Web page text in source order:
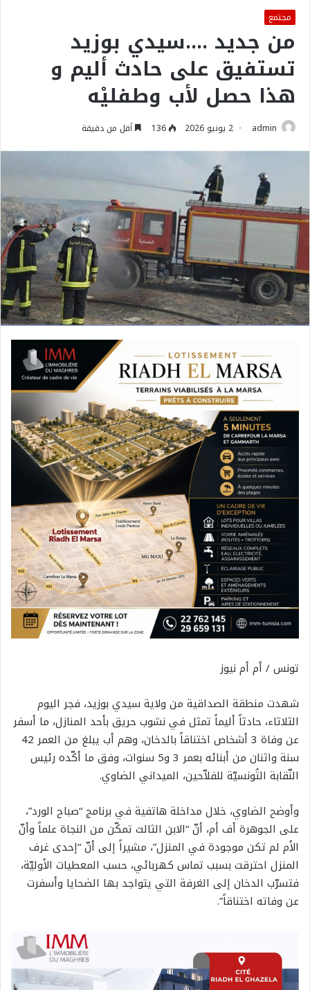
مجتمع
من جديد ….سيدي بوزيد
تستفيق على حادث أليم و
هذا حصل لأب وطفليْه
admin 2 يونيو 2026 136 أقل من دقيقة
تونس / أم أم نيوز
شهدت منطقة الصداقية من ولاية سيدي بوزيد، فجر اليوم
الثلاثاء، حادثاً أليماً تمثل في نشوب حريق بأحد المنازل، ما أسفر
عن وفاة 3 أشخاص اختناقاً بالدخان، وهم أب يبلغ من العمر 42
سنة واثنان من أبنائه بعمر 3 و5 سنوات، وفق ما أكّده رئيس
النّقابة التُونسيّة للفلاّحين، الميداني الضاوي.
وأوضح الضاوي، خلال مداخلة هاتفية في برنامج “صباح الورد”،
على الجوهرة أف أم، أنّ “الابن الثالث تمكّن من النجاة علماً وأنّ
الأم لم تكن موجودة في المنزل”، مشيراً إلى أنّ “إحدى غرف
المنزل احترقت بسبب تماس كهربائي، حسب المعطيات الأوليّة،
فتسرّب الدخان إلى الغرفة التي يتواجد بها الضحايا وأسفرت
عن وفاته اختناقاً”.